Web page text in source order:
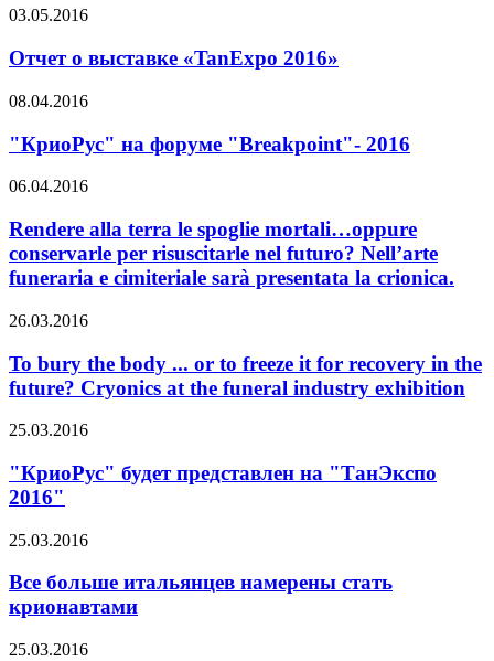
03.05.2016
Отчет о выставке «TanExpo 2016»
08.04.2016
"КриоРус" на форуме "Breakpoint"- 2016
06.04.2016
Rendere alla terra le spoglie mortali…oppure
conservarle per risuscitarle nel futuro? Nell’arte
funeraria e cimiteriale sarà presentata la crionica.
26.03.2016
To bury the body ... or to freeze it for recovery in the
future? Cryonics at the funeral industry exhibition
25.03.2016
"КриоРус" будет представлен на "ТанЭкспо
2016"
25.03.2016
Все больше итальянцев намерены стать
крионавтами
25.03.2016